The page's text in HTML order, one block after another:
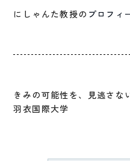
にしゃんた教授の プロフィ
きみの可能性を、見逃さな
羽衣国際大学